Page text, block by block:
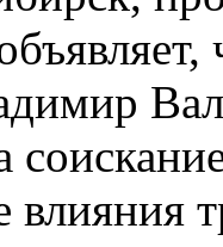
влияния